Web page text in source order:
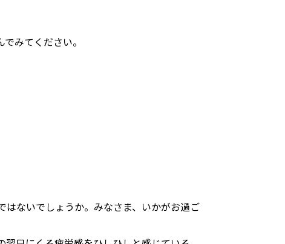
みてください。
ないでしょうか。みなさま、いかがお過ご